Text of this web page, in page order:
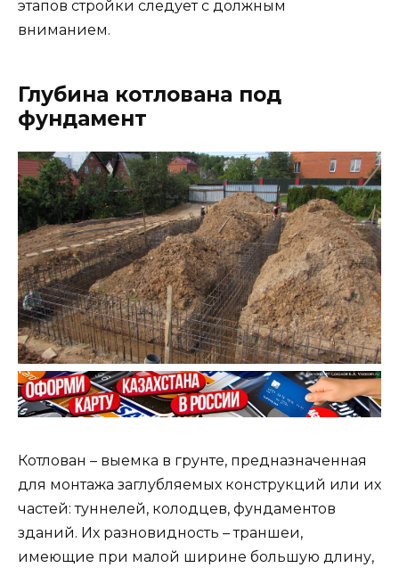
этапов стройки следует с должным
вниманием.
Глубина котлована под
фундамент
Котлован – выемка в грунте, предназначенная
для монтажа заглубляемых конструкций или их
частей: туннелей, колодцев, фундаментов
зданий. Их разновидность – траншеи,
имеющие при малой ширине большую длину,